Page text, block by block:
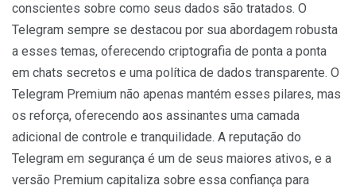
conscientes sobre como seus dados são tratados. O
Telegram sempre se destacou por sua abordagem robusta
a esses temas, oferecendo criptografia de ponta a ponta
em chats secretos e uma política de dados transparente. O
Telegram Premium não apenas mantém esses pilares, mas
os reforça, oferecendo aos assinantes uma camada
adicional de controle e tranquilidade. A reputação do
Telegram em segurança é um de seus maiores ativos, e a
versão Premium capitaliza sobre essa confiança para